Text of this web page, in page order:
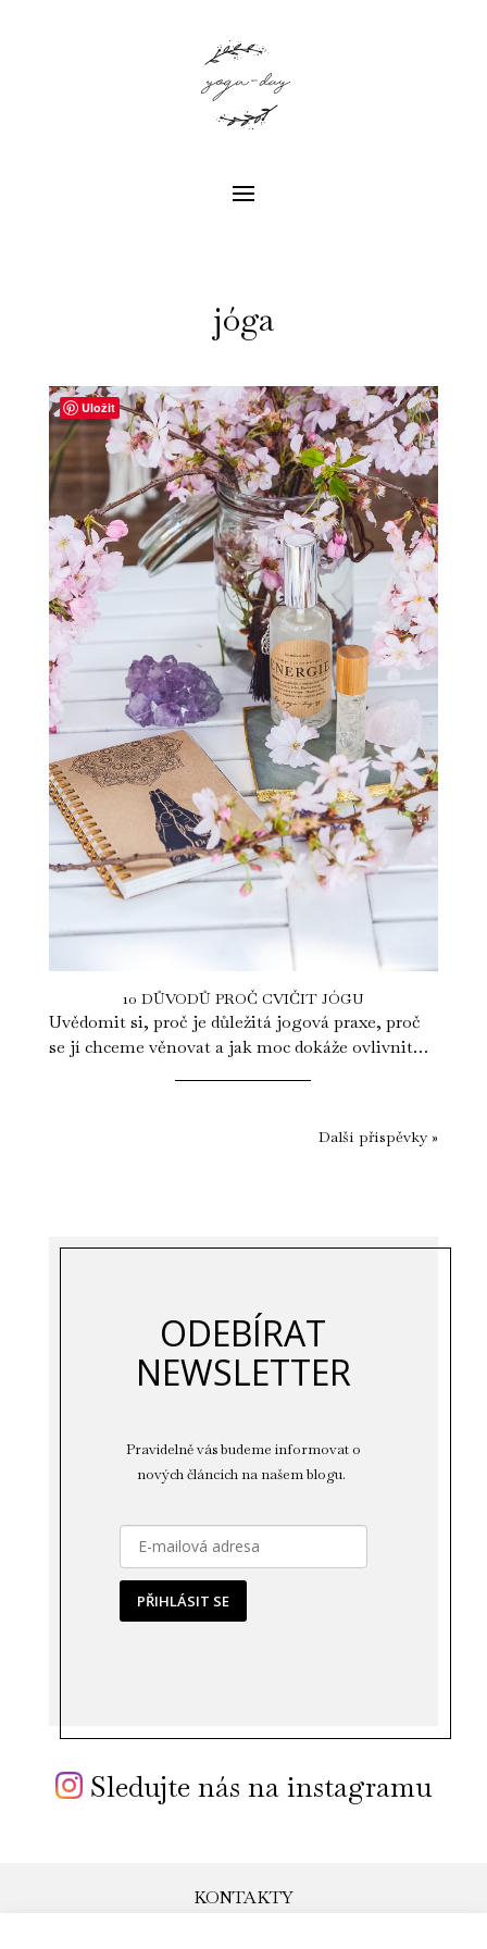
jóga
10 DŮVODŮ PROČ CVIČIT JÓGU
Uvědomit si, proč je důležitá jogová praxe, proč
se jí chceme věnovat a jak moc dokáže ovlivnit
Další příspěvky »
ODEBÍRAT
NEWSLETTER
Pravidelně vás budeme informovat o
nových článcích na našem blogu.
PŘIHLÁSIT SE
Sledujte nás na instagramu
KONTAKTY
Uložit